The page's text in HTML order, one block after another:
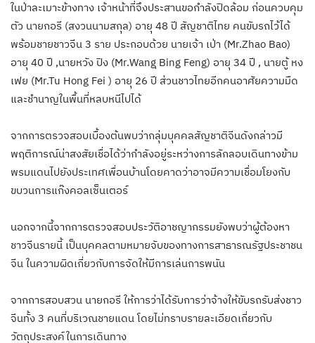
ในป่าละเมาะข้างทาง เจ้าหน้าที่จึงประสานขอกำลังปิดล้อม ก่อนควบคุม
ตัว นายกอรี (สงวนนามสกุล) อายุ 48 ปี สัญชาติไทย คนขับรถไว้ได้
พร้อมชายชาวจีน 3 ราย ประกอบด้วย นายเจ้า เป่า (Mr.Zhao Bao)
อายุ 40 ปี ,นายหวัง ปิง (Mr.Wangฺ Bing Feng) อายุ 34 ปี , นายตู้ หง
เฟย (Mr.Tu Hong Fei ) อายุ 26 ปี ส่วนชาวไทยอีกคนอาศัยความมืด
และชำนาญในพื้นที่หลบหนีไปได้
จากการตรวจสอบเบื้องต้นพบว่ากลุ่มบุคคลสัญชาติจีนดังกล่าวมี
พฤติการณ์น่าสงสัยเชื่อได้ว่ากำลังอยู่ระหว่างการลักลอบเดินทางข้าม
พรมแดนไปยังประเทศเพื่อนบ้านโดยคาดว่าอาจมีความเชื่อมโยงกับ
ขบวนการแก๊งคอลเซ็นเตอร์
นอกจากนี้จากการตรวจสอบประวัติอาชญากรรมยังพบว่าผู้ต้องหา
ชาวจีนรายนี้ เป็นบุคคลตามหมายจับของทางการสาธารณรัฐประชาชน
จีน ในความผิดเกี่ยวกับการจัดให้มีการเล่นการพนัน
จากการสอบสวน นายกอรี ให้การว่าได้รับการว่าจ้างให้ขับรถรับส่งชาว
จีนทั้ง 3 คนที่บริเวณชายแดน โดยไม่ทราบรายละเอียดเกี่ยวกับ
วัตถุประสงค์ในการเดินทาง